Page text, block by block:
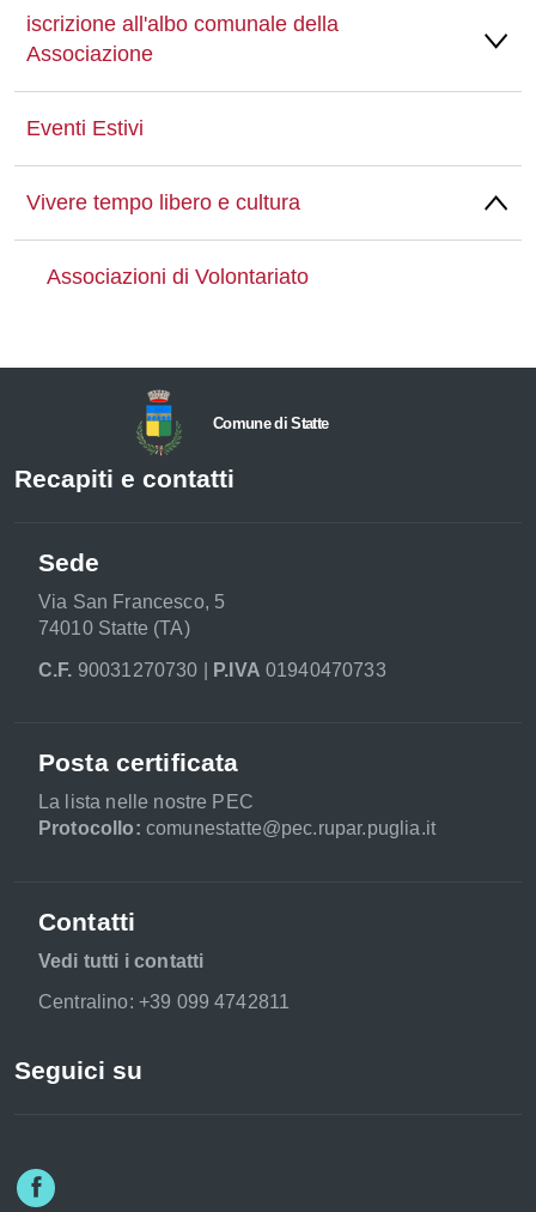
iscrizione all'albo comunale della
Associazione
Eventi Estivi
Vivere tempo libero e cultura
Associazioni di Volontariato
Comune di Statte
Recapiti e contatti
Sede
Via San Francesco, 5
74010 Statte (TA)
C.F. 90031270730 | P.IVA 01940470733
Posta certificata
La lista nelle nostre PEC
Protocollo: comunestatte@pec.rupar.puglia.it
Contatti
Vedi tutti i contatti
Centralino: +39 099 4742811
Seguici su